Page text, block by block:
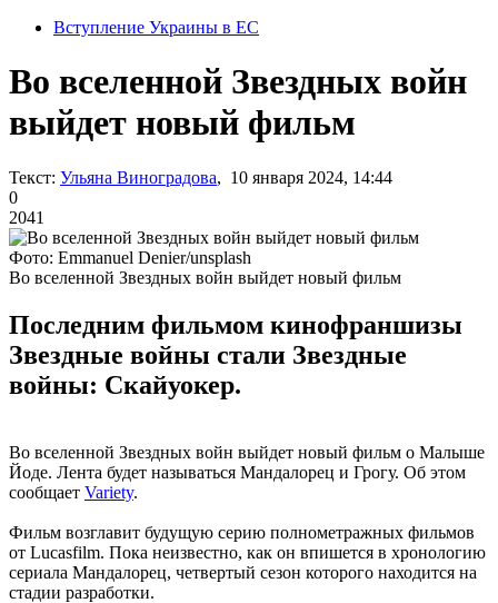
Вступление Украины в ЕС
Во вселенной Звездных войн
выйдет новый фильм
Текст: Ульяна Виноградова, 10 января 2024, 14:44
0
2041
Фото: Emmanuel Denier/unsplash
Во вселенной Звездных войн выйдет новый фильм
Последним фильмом кинофраншизы
Звездные войны стали Звездные
войны: Скайуокер.
Во вселенной Звездных войн выйдет новый фильм о Малыше
Йоде. Лента будет называться Мандалорец и Грогу. Об этом
сообщает Variety.
Фильм возглавит будущую серию полнометражных фильмов
от Lucasfilm. Пока неизвестно, как он впишется в хронологию
сериала Мандалорец, четвертый сезон которого находится на
стадии разработки.